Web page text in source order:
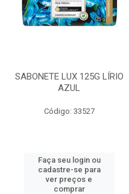
SABONETE LUX 125G LÍRIO
AZUL
Código: 33527
Faça seu login ou
cadastre-se para
ver preços e
comprar